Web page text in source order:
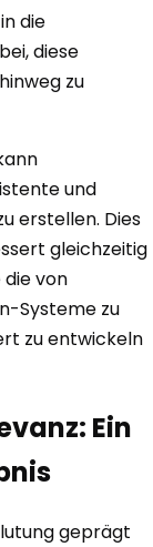
die
diese
zu
und
erstellen. Dies
gleichzeitig
von
Systeme zu
zu entwickeln
Ein
geprägt